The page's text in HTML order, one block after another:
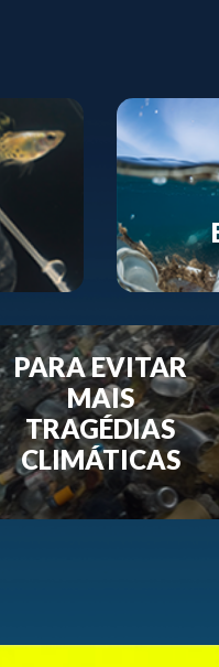
PARA EVITAR
MAIS
TRAGÉDIAS
CLIMÁTICAS